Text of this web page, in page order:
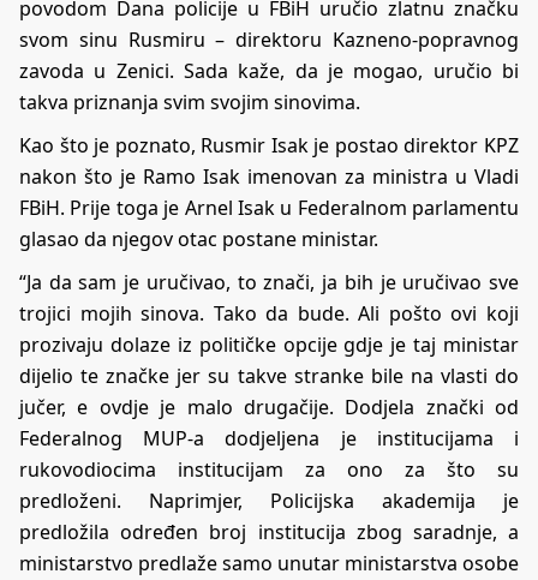
povodom Dana policije u FBiH uručio zlatnu značku
svom sinu Rusmiru – direktoru Kazneno-popravnog
zavoda u Zenici. Sada kaže, da je mogao, uručio bi
takva priznanja svim svojim sinovima.
Kao što je poznato, Rusmir Isak je postao direktor KPZ
nakon što je Ramo Isak imenovan za ministra u Vladi
FBiH. Prije toga je Arnel Isak u Federalnom parlamentu
glasao da njegov otac postane ministar.
“Ja da sam je uručivao, to znači, ja bih je uručivao sve
trojici mojih sinova. Tako da bude. Ali pošto ovi koji
prozivaju dolaze iz političke opcije gdje je taj ministar
dijelio te značke jer su takve stranke bile na vlasti do
jučer, e ovdje je malo drugačije. Dodjela znački od
Federalnog MUP-a dodjeljena je institucijama i
rukovodiocima institucijam za ono za što su
predloženi. Naprimjer, Policijska akademija je
predložila određen broj institucija zbog saradnje, a
ministarstvo predlaže samo unutar ministarstva osobe